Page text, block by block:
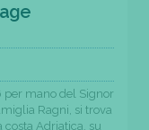
per mano del Signor
Ragni, si trova
Adriatica, su